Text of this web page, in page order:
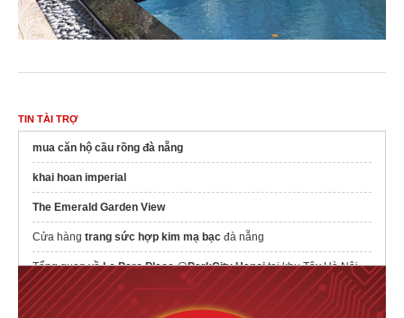
TIN TÀI TRỢ
mua căn hộ cầu rồng đà nẵng
khai hoan imperial
The Emerald Garden View
Cửa hàng trang sức hợp kim mạ bạc đà nẵng
Tổng quan vềLe Parc Place @ParkCity Hanoitại khu Tây Hà Nội
Cập nhậtGiá Le Parc Place